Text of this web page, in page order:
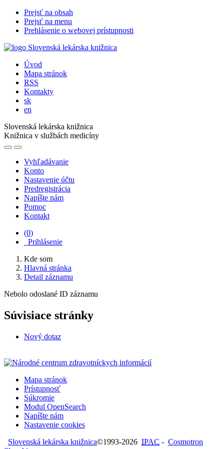
Prejsť na obsah
Prejsť na menu
Prehlásenie o webovej prístupnosti
Úvod
Mapa stránok
RSS
Kontakty
sk
en
Slovenská lekárska knižnica
Knižnica v službách medicíny
Vyhľadávanie
Konto
Nastavenie účtu
Predregistrácia
Napíšte nám
Pomoc
Kontakt
(0)
Prihlásenie
Kde som
Hlavná stránka
Detail záznamu
Nebolo odoslané ID záznamu
Súvisiace stránky
Nový dotaz
Mapa stránok
Prístupnosť
Súkromie
Modul OpenSearch
Napíšte nám
Nastavenie cookies
Slovenská lekárska knižnica©1993-2026 IPAC - Cosmotron